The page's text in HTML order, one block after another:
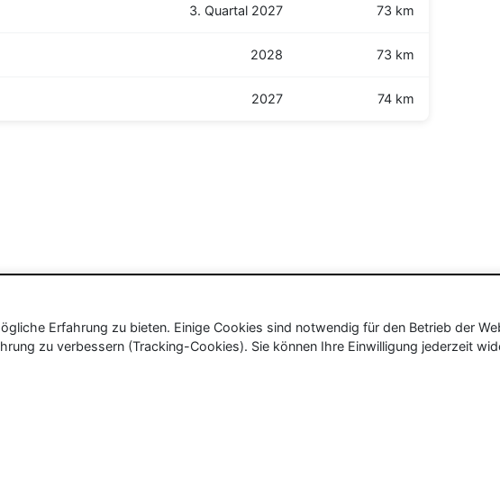
3. Quartal 2027 73 km
2028 73 km
2027 74 km
Erfahrung zu bieten. Einige Cookies sind notwendig für den Betrieb der
zu verbessern (Tracking-Cookies). Sie können Ihre Einwilligung jederzeit